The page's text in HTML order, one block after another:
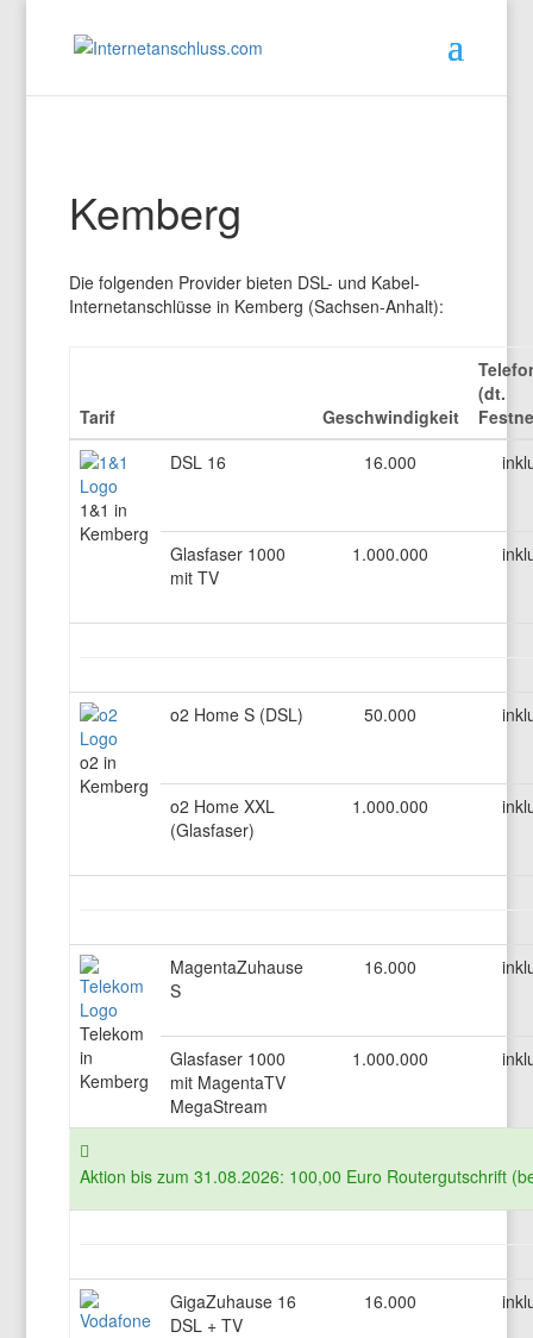
Kemberg
Die folgenden Provider bieten DSL- und Kabel-
Internetanschlüsse in Kemberg (Sachsen-Anhalt):
Tarif Geschwindigkeit
(dt.
1&1 in
Kemberg
DSL 16 16.000
Glasfaser 1000
mit TV
1.000.000
o2 in
Kemberg
o2 Home S (DSL) 50.000
o2 Home XXL
(Glasfaser)
1.000.000
Telekom
in
Kemberg
MagentaZuhause
S
16.000
Glasfaser 1000
mit MagentaTV
MegaStream
1.000.000
Aktion bis zum 31.08.2026: 100,00 Euro Routergutschrift
GigaZuhause 16
DSL + TV
16.000